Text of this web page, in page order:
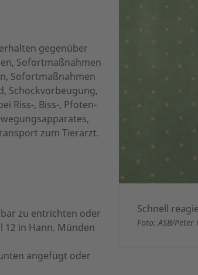
gegenüber
Sofortmaßnahmen
Sofortmaßnahmen
Schockvorbeugung,
Riss-, Biss-, Pfoten-
zum Tierarzt.
zu entrichten oder
12 in Hann. Münden
angefügt oder
Schnell
Foto: ASB/